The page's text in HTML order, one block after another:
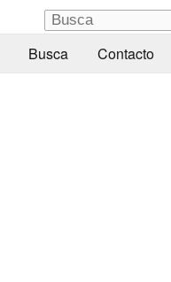
Busca Contacto